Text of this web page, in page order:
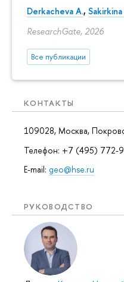
Derkacheva A.,
ResearchGate, 2026
се публикации
КОНТАКТЫ
109028, Москва,
Телефон: +7 (495) 772-
E-mail: geo@hse.ru
РУКОВОДСТВО